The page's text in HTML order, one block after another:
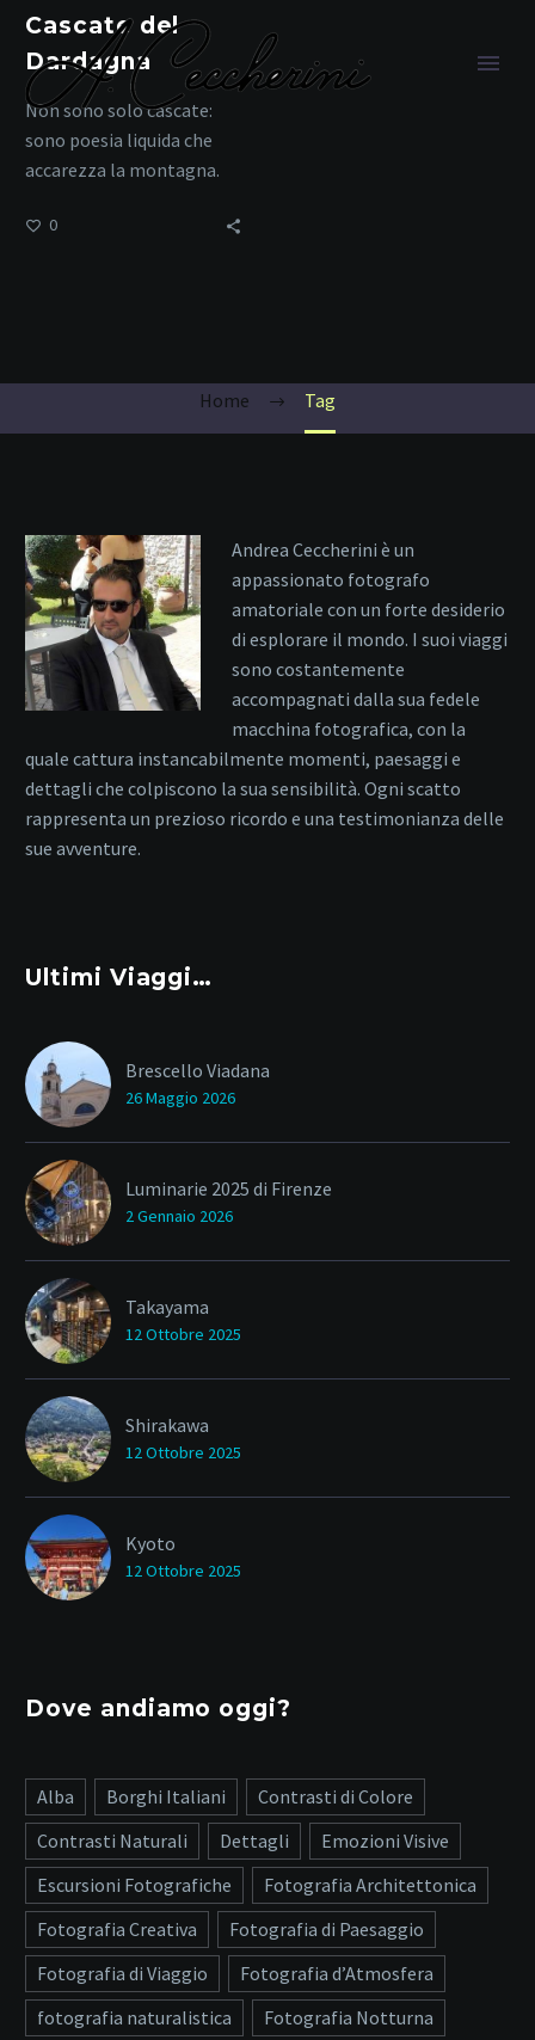
Madonna
Home Tag
Cascate del
Dardagna
Non sono solo cascate:
sono poesia liquida che
accarezza la montagna.
0
Andrea Ceccherini è un
appassionato fotografo
amatoriale con un forte desiderio
di esplorare il mondo. I suoi viaggi
sono costantemente
accompagnati dalla sua fedele
macchina fotografica, con la
quale cattura instancabilmente momenti, paesaggi e
dettagli che colpiscono la sua sensibilità. Ogni scatto
rappresenta un prezioso ricordo e una testimonianza delle
sue avventure.
Ultimi Viaggi…
Brescello Viadana
26 Maggio 2026
Luminarie 2025 di Firenze
2 Gennaio 2026
Takayama
12 Ottobre 2025
Shirakawa
12 Ottobre 2025
Kyoto
12 Ottobre 2025
Dove andiamo oggi?
Alba Borghi Italiani
Contrasti di Colore
Contrasti Naturali
Dettagli
Emozioni Visive
Escursioni Fotografiche
Fotografia Architettonica
Fotografia Creativa
Fotografia di Paesaggio
Fotografia di Viaggio
Fotografia d’Atmosfera
fotografia naturalistica
Fotografia Notturna